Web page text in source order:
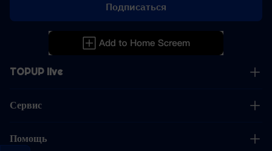
TOPUP live
Сервис
Помощь
Подписаться